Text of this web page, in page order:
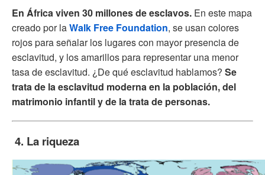
En África viven 30 millones de esclavos. En este mapa
creado por laWalk Free Foundation, se usan colores
rojos para señalar los lugares con mayor presencia de
esclavitud, y los amarillos para representar una menor
tasa de esclavitud. ¿De qué esclavitud hablamos? Se
trata de la esclavitud moderna en la población, del
matrimonio infantil y de la trata de personas.
4. La riqueza